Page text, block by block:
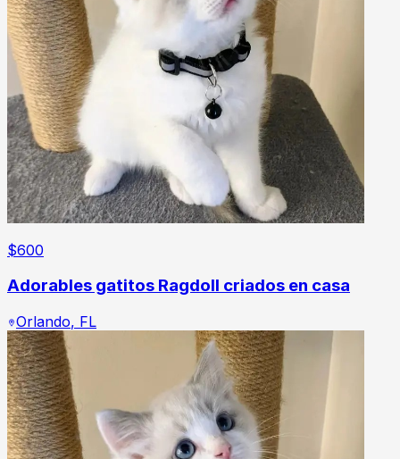
$600
Adorables gatitos Ragdoll criados en casa
Orlando, FL